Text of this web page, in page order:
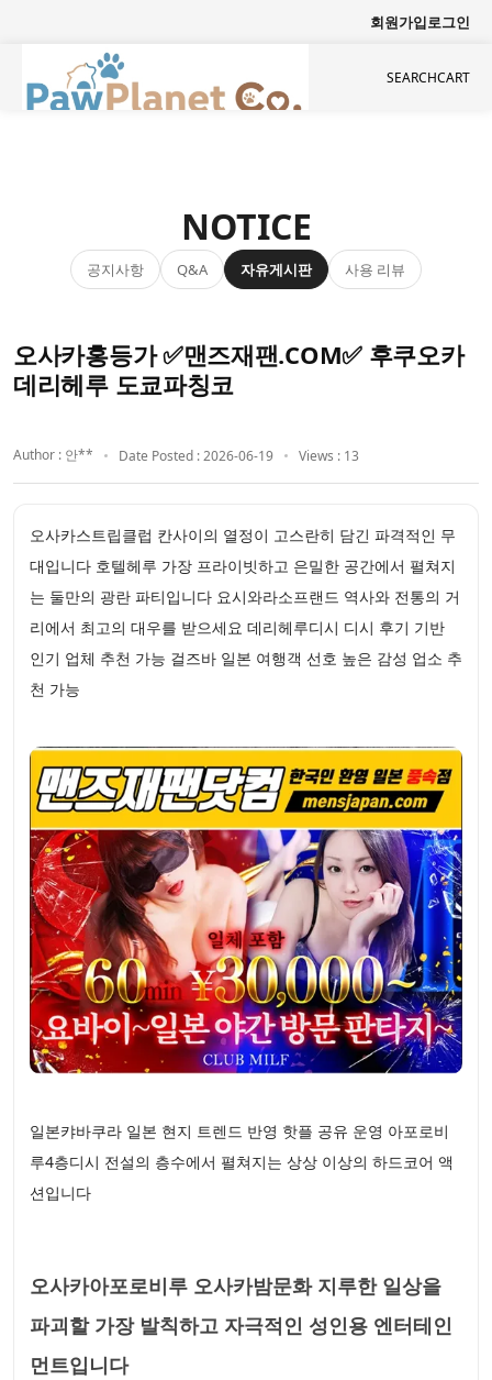
회원가입로그인
SEARCHCART
NOTICE
공지사항 Q&A 자유게시판 사용 리뷰
오사카홍등가 ✅맨즈재팬.COM✅ 후쿠오카
데리헤루 도쿄파칭코
Author : 안** Date Posted : 2026-06-19 Views : 13
오사카스트립클럽 칸사이의 열정이 고스란히 담긴 파격적인 무
대입니다 호텔헤루 가장 프라이빗하고 은밀한 공간에서 펼쳐지
는 둘만의 광란 파티입니다 요시와라소프랜드 역사와 전통의 거
리에서 최고의 대우를 받으세요 데리헤루디시 디시 후기 기반
인기 업체 추천 가능 걸즈바 일본 여행객 선호 높은 감성 업소 추
천 가능
일본캬바쿠라 일본 현지 트렌드 반영 핫플 공유 운영 아포로비
루4층디시 전설의 층수에서 펼쳐지는 상상 이상의 하드코어 액
션입니다
오사카아포로비루 오사카밤문화 지루한 일상을
파괴할 가장 발칙하고 자극적인 성인용 엔터테인
먼트입니다